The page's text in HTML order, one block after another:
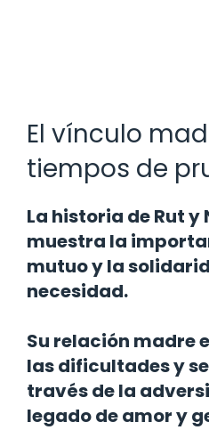
El vínculo
tiempos de
La historia de Rut y
muestra la
mutuo y la
necesidad.
Su relación madre
las dificultades y
través de la
legado de amor y